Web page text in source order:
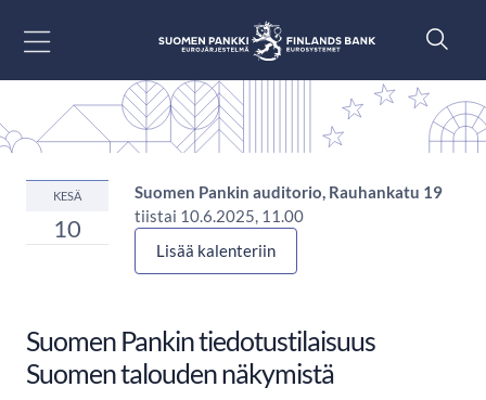
KESÄ
10
Suomen Pankin auditorio, Rauhankatu 19
tiistai 10.6.2025, 11.00
Lisää kalenteriin
Suomen Pankin tiedotustilaisuus
Suomen talouden näkymistä